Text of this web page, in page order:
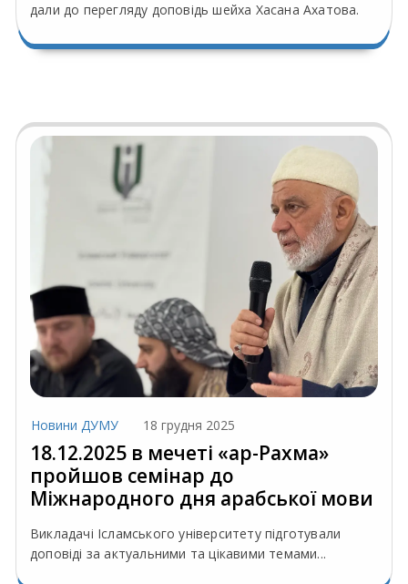
дали до перегляду доповідь шейха Хасана Ахатова.
Новини ДУМУ 18 грудня 2025
18.12.2025 в мечеті «ар-Рахма»
пройшов семінар до
Міжнародного дня арабської мови
Викладачі Ісламського університету підготували
доповіді за актуальними та цікавими темами...